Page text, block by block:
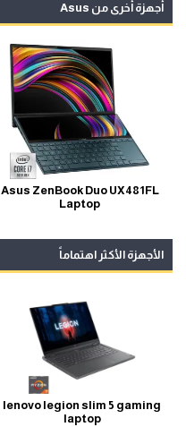
أجهزة أخرى من Asus
Asus ZenBook Duo UX481FL
Laptop
الأجهزة الأكثر اهتماماً
lenovo legion slim 5 gaming
laptop